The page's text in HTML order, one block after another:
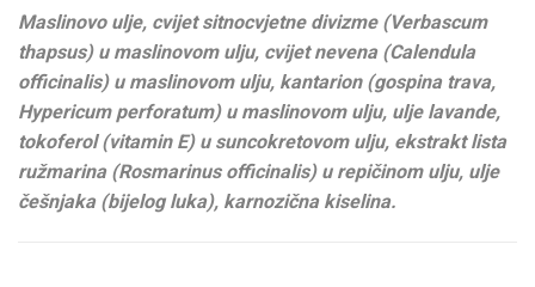
Maslinovo ulje, cvijet sitnocvjetne divizme (Verbascum
thapsus) u maslinovom ulju, cvijet nevena (Calendula
officinalis) u maslinovom ulju, kantarion (gospina trava,
Hypericum perforatum) u maslinovom ulju, ulje lavande,
tokoferol (vitamin E) u suncokretovom ulju, ekstrakt lista
ružmarina (Rosmarinus officinalis) u repičinom ulju, ulje
češnjaka (bijelog luka), karnozična kiselina.